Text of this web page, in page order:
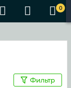
0
Фильтр